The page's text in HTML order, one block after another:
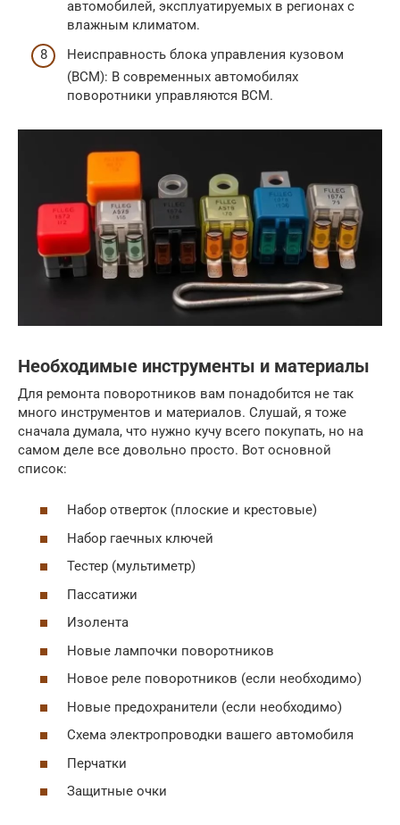
автомобилей, эксплуатируемых в регионах с
влажным климатом.
Неисправность блока управления кузовом
(BCM): В современных автомобилях
поворотники управляются BCM.
Необходимые инструменты и материалы
Для ремонта поворотников вам понадобится не так
много инструментов и материалов. Слушай, я тоже
сначала думала, что нужно кучу всего покупать, но на
самом деле все довольно просто. Вот основной
список:
Набор отверток (плоские и крестовые)
Набор гаечных ключей
Тестер (мультиметр)
Пассатижи
Изолента
Новые лампочки поворотников
Новое реле поворотников (если необходимо)
Новые предохранители (если необходимо)
Схема электропроводки вашего автомобиля
Перчатки
Защитные очки